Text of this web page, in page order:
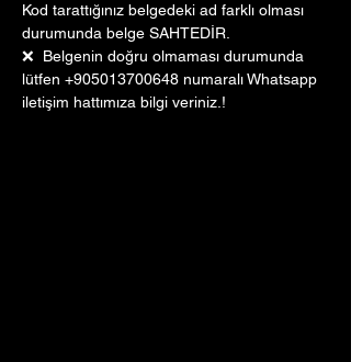
Kod tarattığınız belgedeki ad farklı olması
durumunda belge SAHTEDİR.
❌  Belgenin doğru olmaması durumunda
lütfen +905013700648 numaralı Whatsapp
iletişim hattımıza bilgi veriniz.!